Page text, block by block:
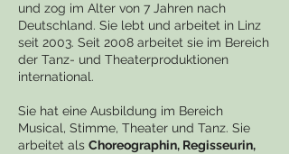
und zog im Alter von 7 Jahren nach
Deutschland. Sie lebt und arbeitet in Linz
seit 2003. Seit 2008 arbeitet sie im Bereich
der Tanz- und Theaterproduktionen
international.
Sie hat eine Ausbildung im Bereich
Musical, Stimme, Theater und Tanz. Sie
arbeitet als Choreographin, Regisseurin,